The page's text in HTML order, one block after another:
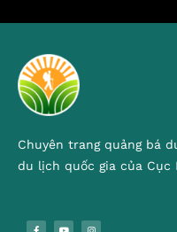
Chuyên trang quảng bá
du lịch quốc gia của Cục